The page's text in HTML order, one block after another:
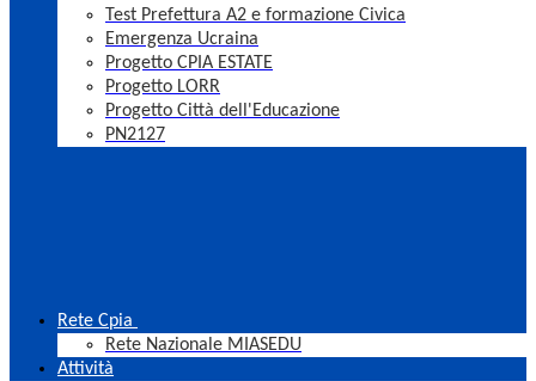
Test Prefettura A2 e formazione Civica
Emergenza Ucraina
Progetto CPIA ESTATE
Progetto LORR
Progetto Città dell'Educazione
PN2127
Rete Cpia
Rete Nazionale MIASEDU
Attività